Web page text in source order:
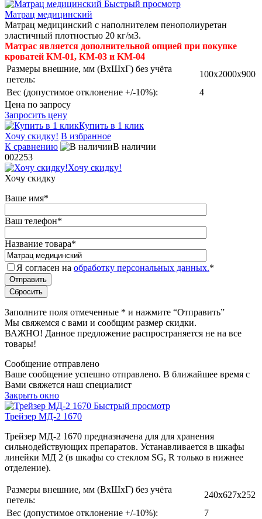
Быстрый просмотр
Матрац медицинский
Матрац медицинский с наполнителем пенополиуретан
эластичный плотностью 20 кг/м3.
Матрас является дополнительной опцией при покупке
кроватей КМ-01, КМ-03 и KM-04
Размеры внешние, мм (ВхШхГ) без учёта
петель:
100x2000x900
Вес (допустимое отклонение +/-10%):
4
Цена по запросу
Запросить цену
Купить в 1 клик
Хочу скидку! В избранное
К сравнению
В наличии
002253
Хочу скидку!
Хочу скидку
Ваше имя*
Ваш телефон*
Название товара*
Я согласен на обработку персональных данных.*
Заполните поля отмеченные * и нажмите “Отправить”
Мы свяжемся с вами и сообщим размер скидки.
ВАЖНО! Данное предложение распространяется не на все
товары!
Сообщение отправлено
Ваше сообщение успешно отправлено. В ближайшее время с
Вами свяжется наш специалист
Закрыть окно
Быстрый просмотр
Трейзер МД-2 1670
Трейзер МД-2 1670 предназначена для для хранения
сильнодействующих препаратов. Устанавливается в шкафы
линейки МД 2 (в шкафы со стеклом SG, R только в нижнее
отделение).
Размеры внешние, мм (ВхШхГ) без учёта
петель:
240x627x252
Вес (допустимое отклонение +/-10%):
7